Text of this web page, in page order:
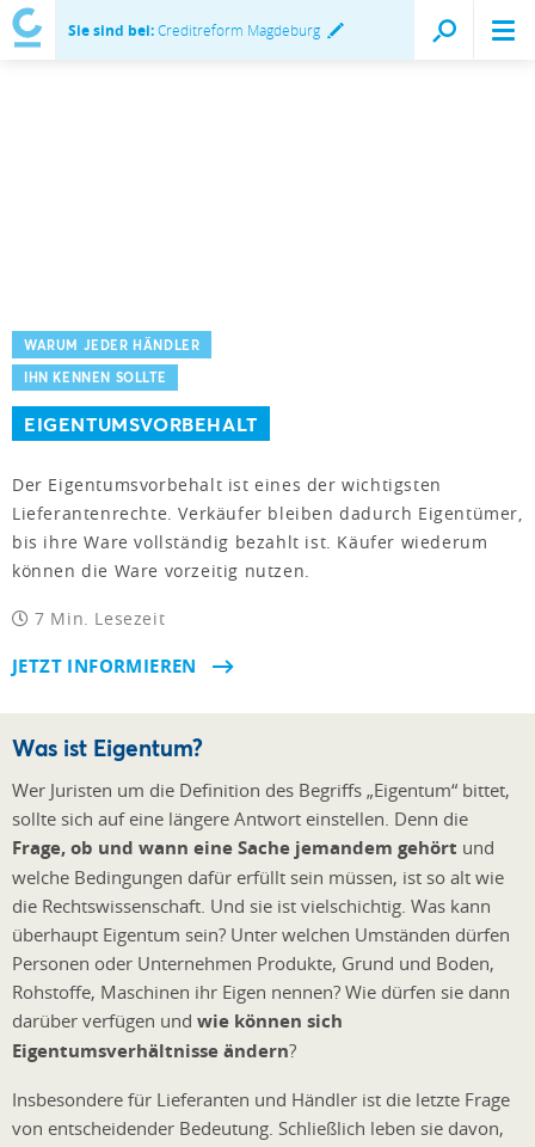
Sie sind bei:Creditreform Magdeburg
WARUM JEDER HÄNDLER
IHN KENNEN SOLLTE
EIGENTUMSVORBEHALT
Der Eigentumsvorbehalt ist eines der wichtigsten
Lieferantenrechte. Verkäufer bleiben dadurch Eigentümer,
bis ihre Ware vollständig bezahlt ist. Käufer wiederum
können die Ware vorzeitig nutzen.
7 Min. Lesezeit
JETZT INFORMIEREN
Was ist Eigentum?
Wer Juristen um die Definition des Begriffs „Eigentum“ bittet,
sollte sich auf eine längere Antwort einstellen. Denn die
Frage, ob und wann eine Sache jemandem gehört und
welche Bedingungen dafür erfüllt sein müssen, ist so alt wie
die Rechtswissenschaft. Und sie ist vielschichtig. Was kann
überhaupt Eigentum sein? Unter welchen Umständen dürfen
Personen oder Unternehmen Produkte, Grund und Boden,
Rohstoffe, Maschinen ihr Eigen nennen? Wie dürfen sie dann
darüber verfügen und wie können sich
Eigentumsverhältnisse ändern?
Insbesondere für Lieferanten und Händler ist die letzte Frage
von entscheidender Bedeutung. Schließlich leben sie davon,